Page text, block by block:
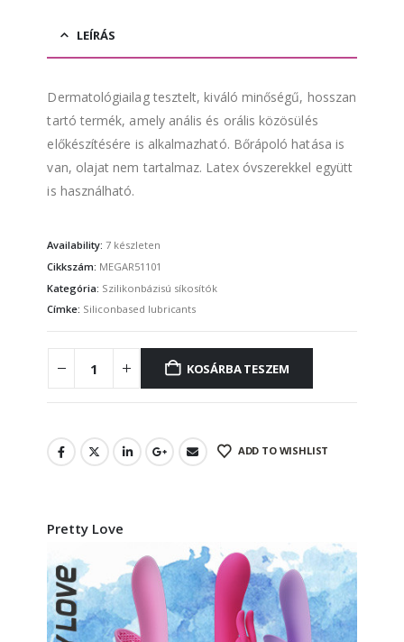
LEÍRÁS
Dermatológiailag tesztelt, kiváló minőségű, hosszan
tartó termék, amely anális és orális közösülés
előkészítésére is alkalmazható. Bőrápoló hatása is
van, olajat nem tartalmaz. Latex óvszerekkel együtt
is használható.
Availability:7 készleten
Cikkszám: MEGAR51101
Kategória: Szilikonbázisú síkosítók
Címke: Siliconbased lubricants
KOSÁRBA TESZEM
ADD TO WISHLIST
Pretty Love